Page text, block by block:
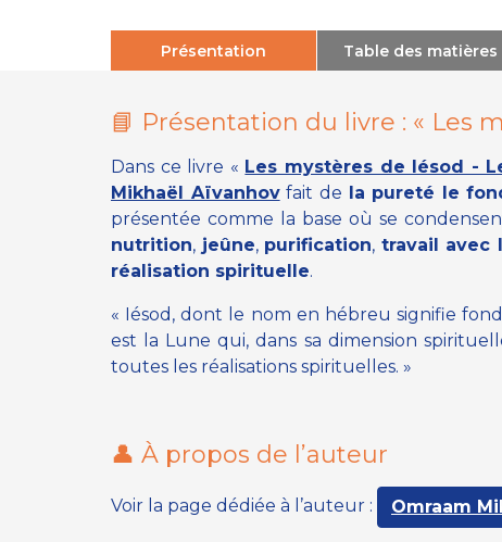
Présentation Table des matières
📘 Présentation du livre : « Les
Dans ce livre « Les mystères de Iésod -
Mikhaël Aïvanhovfait de la pureté le
présentée comme la base où se
nutrition, jeûne, purification, travail avec
réalisation spirituelle.
« Iésod, dont le nom en hébreu signifie
est la Lune qui, dans sa dimension
toutes les réalisations spirituelles. »
👤 À propos de l’auteur
Voir la page dédiée à l’auteur : Omraam